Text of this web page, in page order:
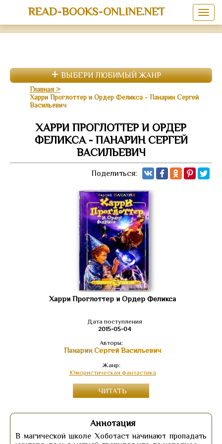
READ-BOOKS-ONLINE.NET
ВЫБЕРИ ЛЮБИМЫЙ ЖАНР
Главная
Харри Проглоттер и Ордер Феликса - Панарин Сергей
Васильевич
ХАРРИ ПРОГЛОТТЕР И ОРДЕР
ФЕЛИКСА - ПАНАРИН СЕРГЕЙ
ВАСИЛЬЕВИЧ
Поделиться:
Харри Проглоттер и Ордер Феликса
Дата поступления
2015-05-04
Авторы:
Панарин Сергей Васильевич
Жанр:
Юмористическая фантастика
ЧИТАТЬ
Аннотация
В магической школе Хоботаст начинают пропадать